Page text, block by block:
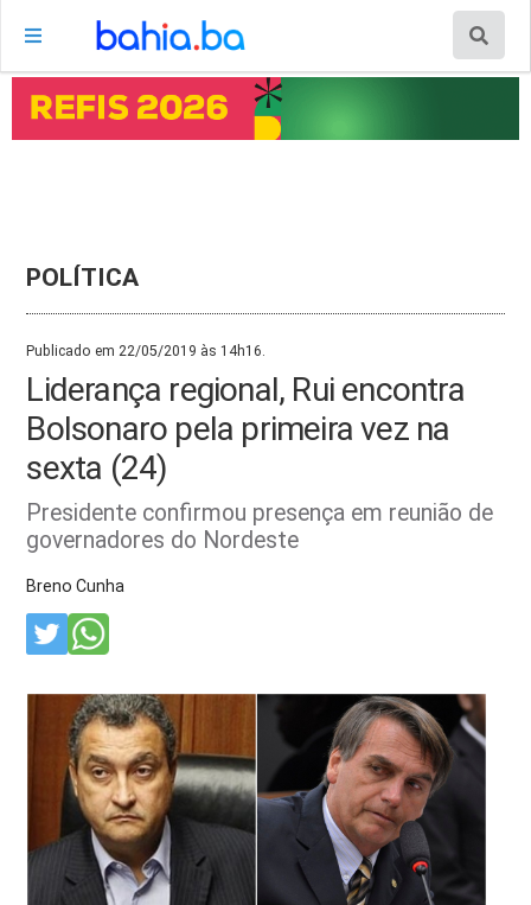
POLÍTICA
Publicado em 22/05/2019 às 14h16.
Liderança regional, Rui encontra
Bolsonaro pela primeira vez na
sexta (24)
Presidente confirmou presença em reunião de
governadores do Nordeste
Breno Cunha